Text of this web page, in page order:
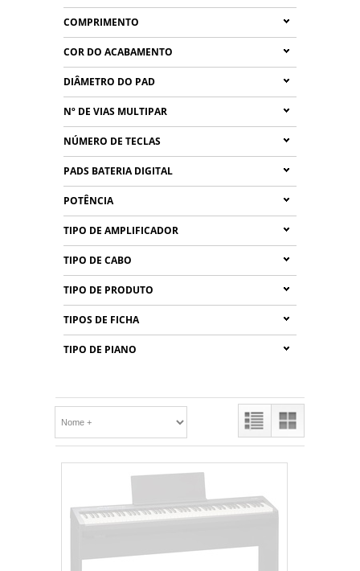
COMPRIMENTO
COR DO ACABAMENTO
DIÂMETRO DO PAD
Nº DE VIAS MULTIPAR
NÚMERO DE TECLAS
PADS BATERIA DIGITAL
POTÊNCIA
TIPO DE AMPLIFICADOR
TIPO DE CABO
TIPO DE PRODUTO
TIPOS DE FICHA
TIPO DE PIANO